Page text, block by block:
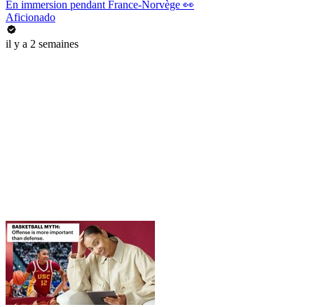
En immersion pendant France-Norvège 👀
Aficionado
il y a 2 semaines